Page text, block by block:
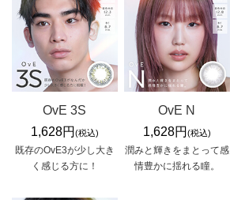
OvE 3S
1,628円 (税込)
既存のOvE3が少し大き
く感じる方に！
OvE N
1,628円 (税込)
潤みと輝きをまとって感
情豊かに揺れる瞳。